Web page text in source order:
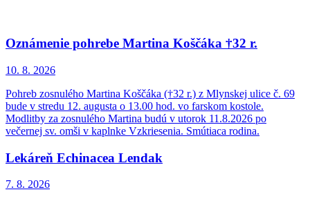
Oznámenie pohrebe Martina Koščáka †32 r.
10. 8. 2026
Pohreb zosnulého Martina Koščáka (†32 r.) z Mlynskej ulice č. 69
bude v stredu 12. augusta o 13.00 hod. vo farskom kostole.
Modlitby za zosnulého Martina budú v utorok 11.8.2026 po
večernej sv. omši v kaplnke Vzkriesenia. Smútiaca rodina.
Lekáreň Echinacea Lendak
7. 8. 2026